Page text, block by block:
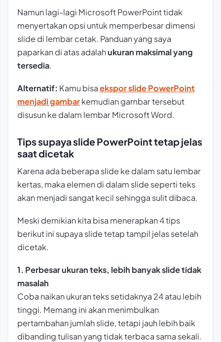
Namun lagi-lagi Microsoft PowerPoint tidak
menyertakan opsi untuk memperbesar dimensi
slide di lembar cetak. Panduan yang saya
paparkan di atas adalahukuran maksimal yang
tersedia.
Alternatif: Kamu bisaekspor slide PowerPoint
menjadi gambarkemudian gambar tersebut
disusun ke dalam lembar Microsoft Word.
Tips supaya slide PowerPoint tetap jelas
saat dicetak
Karena ada beberapa slide ke dalam satu lembar
kertas, maka elemen di dalam slide seperti teks
akan menjadi sangat kecil sehingga sulit dibaca.
Meski demikian kita bisa menerapkan 4 tips
berikut ini supaya slide tetap tampil jelas setelah
dicetak.
1. Perbesar ukuran teks, lebih banyak slide tidak
masalah
Coba naikan ukuran teks setidaknya 24 atau lebih
tinggi. Memang ini akan menimbulkan
pertambahan jumlah slide, tetapi jauh lebih baik
dibanding tulisan yang tidak terbaca sama sekali.